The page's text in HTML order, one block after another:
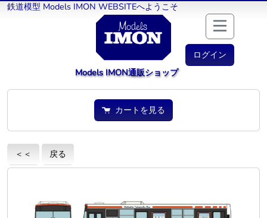
鉄道模型 Models IMON WEBSITEへようこそ
ログイン
Models IMON通販ショップ
カートを見る
＜＜ 戻る